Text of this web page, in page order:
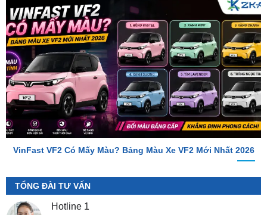
VinFast VF2 Có Mấy Màu? Bảng Màu Xe VF2 Mới Nhất 2026
TỔNG ĐÀI TƯ VẤN
Hotline 1
0987.801.029